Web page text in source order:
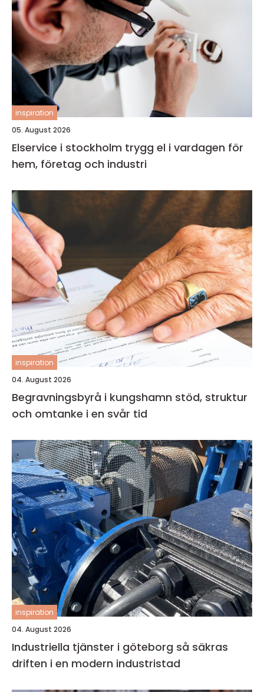
inspiration
05. August 2026
Elservice i stockholm trygg el i vardagen för
hem, företag och industri
inspiration
04. August 2026
Begravningsbyrå i kungshamn stöd, struktur
och omtanke i en svår tid
inspiration
04. August 2026
Industriella tjänster i göteborg så säkras
driften i en modern industristad